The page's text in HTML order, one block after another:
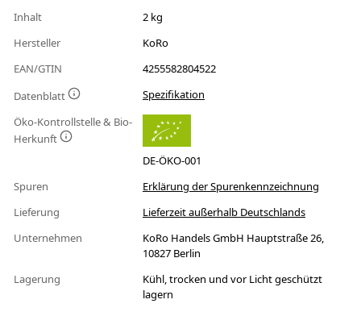
Inhalt
2 kg
Hersteller
KoRo
EAN/GTIN
4255582804522
Datenblatt
Spezifikation
Öko-Kontrollstelle & Bio-
Herkunft
DE-ÖKO-001
Spuren
Erklärung der Spurenkennzeichnung
Lieferung
Lieferzeit außerhalb Deutschlands
Unternehmen
KoRo Handels GmbH Hauptstraße 26,
10827 Berlin
Lagerung
Kühl, trocken und vor Licht geschützt
lagern